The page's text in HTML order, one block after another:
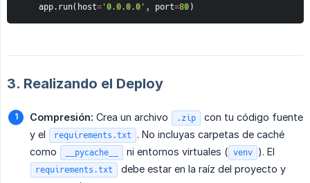
    app
.run(host='0.0.0.0' , port=80)
3. Realizando el Deploy
Compresión: Crea un archivo .zip
con tu código fuente
y el
requirements.txt
. No incluyas carpetas de caché
como
__pycache__ ni entornos virtuales ( venv ). El
requirements.txt
debe estar en la raíz del proyecto y